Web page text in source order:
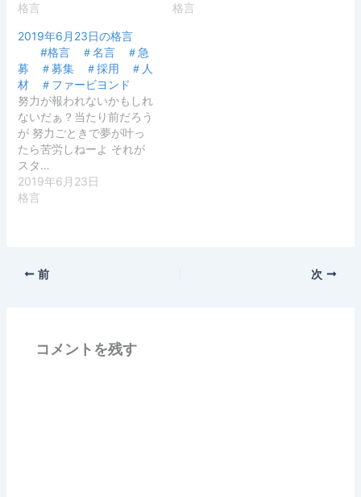
格言
格言
2019年6月23日の格言
#格言 ＃名言 ＃急
募 ＃募集 ＃採用 ＃人
材 ＃ファービヨンド
努力が報われないかもしれ
ないだぁ？当たり前だろう
が 努力ごときで夢が叶っ
たら苦労しねーよ それが
スタ…
2019年6月23日
格言
前 次
コメントを残す